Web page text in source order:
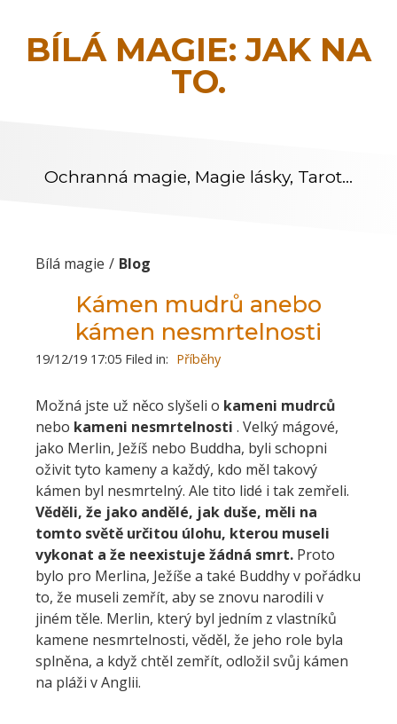
BÍLÁ MAGIE: JAK NA
TO.
Ochranná magie, Magie lásky, Tarot…
Bílá magie Blog
Kámen mudrů anebo
kámen nesmrtelnosti
19/12/19 17:05 Filed in: Příběhy
Možná jste už něco slyšeli o kameni mudrců
nebo kameni nesmrtelnosti . Velký mágové,
jako Merlin, Ježíš nebo Buddha, byli schopni
oživit tyto kameny a každý, kdo měl takový
kámen byl nesmrtelný. Ale tito lidé i tak zemřeli.
Věděli, že jako andělé, jak duše, měli na
tomto světě určitou úlohu, kterou museli
vykonat a že neexistuje žádná smrt. Proto
bylo pro Merlina, Ježíše a také Buddhy v pořádku
to, že museli zemřít, aby se znovu narodili v
jiném těle. Merlin, který byl jedním z vlastníků
kamene nesmrtelnosti, věděl, že jeho role byla
splněna, a když chtěl zemřít, odložil svůj kámen
na pláži v Anglii.